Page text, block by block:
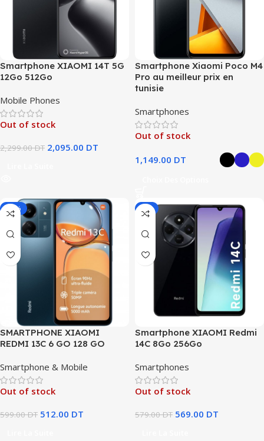
Smartphone XIAOMI 14T 5G
12Go 512Go
Mobile Phones
Out of stock
2,299.00DT 2,095.00 DT
Smartphone Xiaomi Poco M4
Pro au meilleur prix en
tunisie
Smartphones
Out of stock
1,149.00 DT
-15%
SMARTPHONE XIAOMI
REDMI 13C 6 GO 128 GO
Smartphone & Mobile
Out of stock
599.00DT 512.00 DT
-2%
Smartphone XIAOMI Redmi
14C 8Go 256Go
Smartphones
Out of stock
579.00DT 569.00 DT